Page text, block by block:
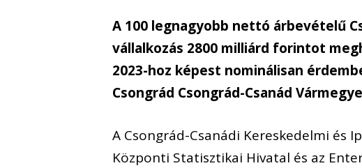
A 100 legnagyobb nettó árbevételű
vállalkozás 2800 milliárd forintot
2023-hoz képest nominálisan
Csongrád Csongrád-Csanád
A Csongrád-Csanádi Kereskedelmi és
Központi Statisztikai Hivatal és az